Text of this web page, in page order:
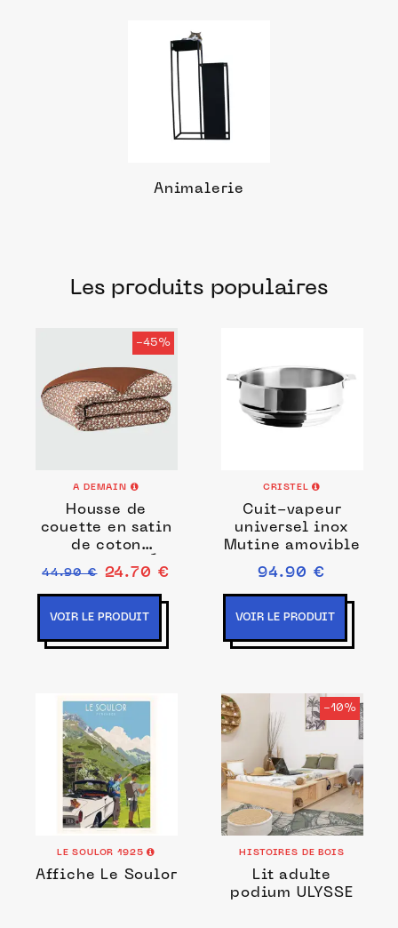
Animalerie
Les produits populaires
-45%
A DEMAIN
Housse de
couette en satin
de coton
140x200 cm, Été
Indien
44.90 € 24.70 €
VOIR LE PRODUIT
CRISTEL
Cuit-vapeur
universel inox
Mutine amovible
94.90 €
VOIR LE PRODUIT
LE SOULOR 1925
Affiche Le Soulor
-10%
HISTOIRES DE BOIS
Lit adulte
podium ULYSSE